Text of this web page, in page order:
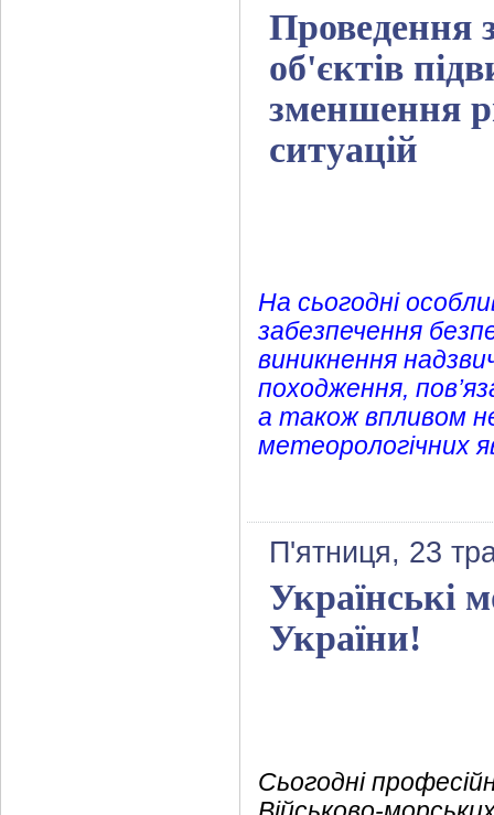
Проведення
об'єктів
зменшення
ситуацій
На сьогодні
забезпечення
виникнення
походження,
а також впливом
метеорологічних
П'ятниця, 23
Українські
України!
Сьогодні